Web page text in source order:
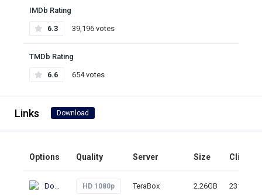
IMDb Rating
6.3 39,196 votes
TMDb Rating
6.6 654 votes
Links Download
Options Quality Server Size Clicks
Download HD 1080p TeraBox 2.26GB 231